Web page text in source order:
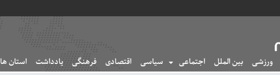
ورزشی بین الملل اجتماعی سیاسی اقتصادی فرهنگی یادداشت استان ها